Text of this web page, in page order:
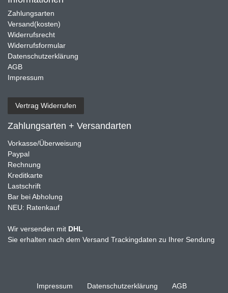
Zahlungsarten
Versand(kosten)
Widerrufsrecht
Widerrufsformular
Datenschutzerklärung
AGB
Impressum
Vertrag Widerrufen
Zahlungsarten + Versandarten
Vorkasse/Überweisung
Paypal
Rechnung
Kreditkarte
Lastschrift
Bar bei Abholung
NEU: Ratenkauf
Wir versenden mit DHL
Sie erhalten nach dem Versand Trackingdaten zu Ihrer Sendung
Impressum Daten­schutz­erklärung AGB